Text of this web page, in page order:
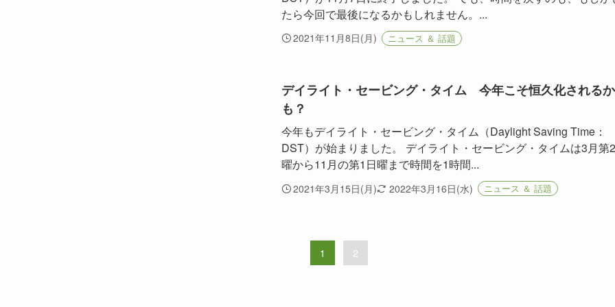
たら今回で最後になるかもしれません。...
2021年11月8日(月) ニュース ＆ 話題
デイライト・セービング・タイム 今年こそ恒久化されるか
も？
今年もデイライト・セービング・タイム（Daylight Saving Time：
DST）が始まりました。 デイライト・セービング・タイムは3月第
曜から11月の第1日曜まで時間を1時間...
2021年3月15日(月) 2022年3月16日(水) ニュース ＆ 話題
1 2